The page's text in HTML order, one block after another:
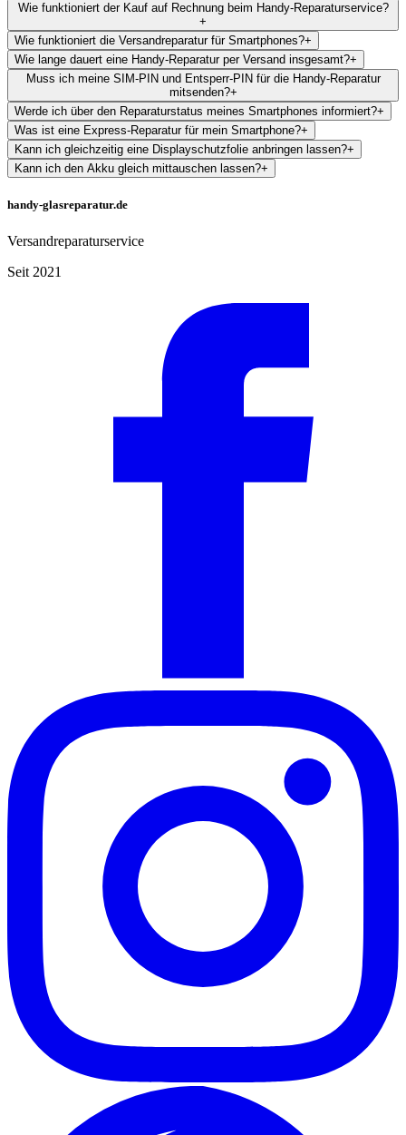
Wie funktioniert der Kauf auf Rechnung beim Handy-Reparaturservice?
+
Wie funktioniert die Versandreparatur für Smartphones?+
Wie lange dauert eine Handy-Reparatur per Versand insgesamt?+
Muss ich meine SIM-PIN und Entsperr-PIN für die Handy-Reparatur
mitsenden?+
Werde ich über den Reparaturstatus meines Smartphones informiert?+
Was ist eine Express-Reparatur für mein Smartphone?+
Kann ich gleichzeitig eine Displayschutzfolie anbringen lassen?+
Kann ich den Akku gleich mittauschen lassen?+
handy-glasreparatur.de
Versandreparaturservice
Seit 2021